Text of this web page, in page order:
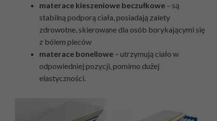
materace kieszeniowe beczułkowe – są
stabilną podporą ciała, posiadają zalety
zdrowotne, skierowane dla osób borykającymi się
z bólem pleców
materace bonellowe – utrzymują ciało w
odpowiedniej pozycji, pomimo dużej
elastyczności.